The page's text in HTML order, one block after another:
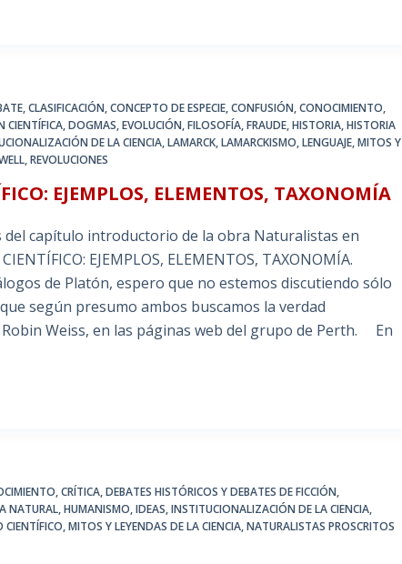
,CLASIFICACIÓN,CONCEPTO DE ESPECIE,CONFUSIÓN,CONOCIMIENTO,
CIENTÍFICA,DOGMAS,EVOLUCIÓN,FILOSOFÍA,FRAUDE,HISTORIA,HISTORIA
DE LA CIENCIA,LAMARCK,LAMARCKISMO,LENGUAJE,MITOS Y
,REVOLUCIONES
EJEMPLOS, ELEMENTOS, TAXONOMÍA
capítulo introductorio de la obra Naturalistas en
EJEMPLOS, ELEMENTOS, TAXONOMÍA.
de Platón, espero que no estemos discutiendo sólo
según presumo ambos buscamos la verdad
Weiss, en las páginas web del grupo de Perth. En
,CRÍTICA,DEBATES HISTÓRICOS Y DEBATES DE FICCIÓN,
NATURAL,HUMANISMO,IDEAS,INSTITUCIONALIZACIÓN DE LA CIENCIA,
CIENTÍFICO,MITOS Y LEYENDAS DE LA CIENCIA,NATURALISTAS PROSCRITOS